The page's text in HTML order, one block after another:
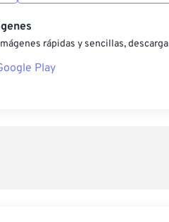
rápidas y sencillas,